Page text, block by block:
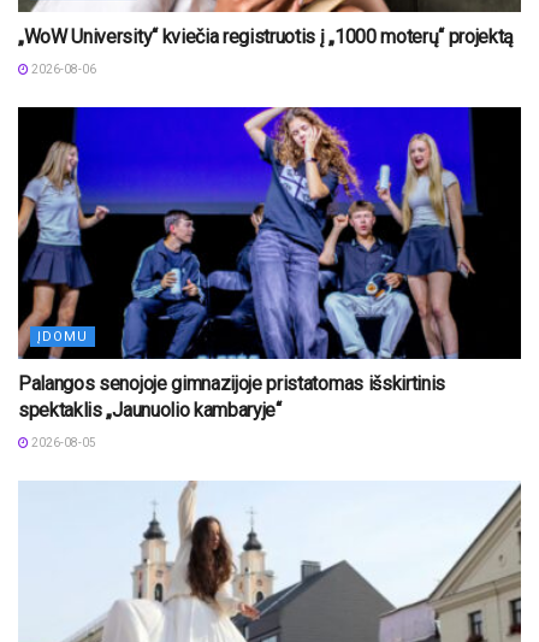
„WoW University“ kviečia registruotis į „1000 moterų“ projektą
2026-08-06
ĮDOMU
Palangos senojoje gimnazijoje pristatomas išskirtinis
spektaklis „Jaunuolio kambaryje“
2026-08-05